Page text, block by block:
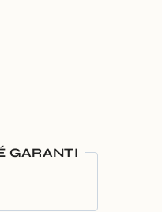
GARANTI